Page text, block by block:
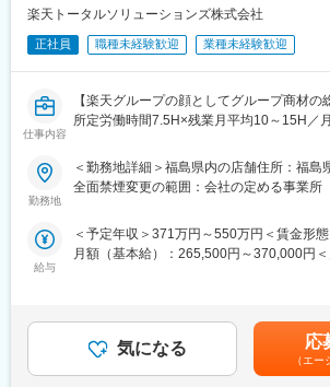
楽天トータルソリューションズ株式会社
正社員 職種未経験歓迎 業種未経験歓迎
仕事内容
【楽天グループの顔としてグループ商材の
所定労働時間7.5H×残業月平均10～15H／
楽天モバイルショップに来店されるお客
料金プラン・楽天カード・楽天市場・楽天
活をより豊かにするトータルサポートを行
・未経験の方も歓迎！充実した研修制度あ
【選考会の概要】
勤務地
＜勤務地詳細＞福島県内の店舗住所：福島
全面禁煙変更の範囲：会社の定める事業所
給与
＜予定年収＞371万円～550万円＜賃金形
月額（基本給）：265,500円～370,000円
ます。月給(月額)は固定手当を含めた表記
気になる 応
（エー